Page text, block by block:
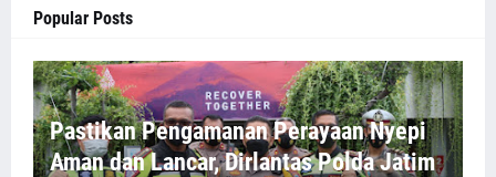
Popular Posts
Pastikan Pengamanan Perayaan Nyepi
Aman dan Lancar, Dirlantas Polda Jatim